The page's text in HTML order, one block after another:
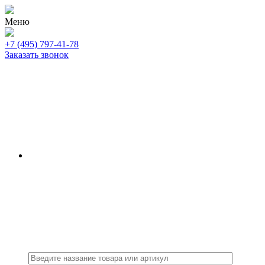
Меню
+7 (495) 797-41-78
Заказать звонок